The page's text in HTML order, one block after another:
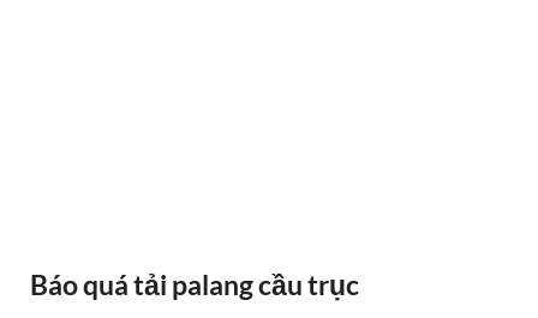
Báo quá tải palang cầu trục